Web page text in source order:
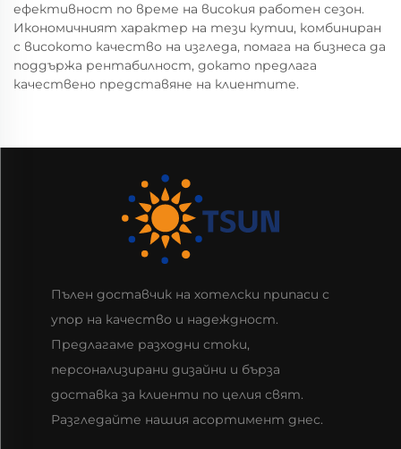
ефективност по време на високия работен сезон.
Икономичният характер на тези кутии, комбиниран
с високото качество на изгледа, помага на бизнеса да
поддържа рентабилност, докато предлага
качествено представяне на клиентите.
Пълен доставчик на хотелски припаси с
упор на качество и надеждност.
Предлагаме разходни стоки,
персонализирани дизайни и бърза
доставка за клиенти по целия свят.
Разгледайте нашия асортимент днес.